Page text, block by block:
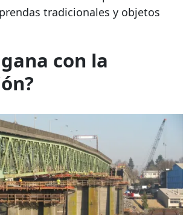
tradicionales y objetos
con la